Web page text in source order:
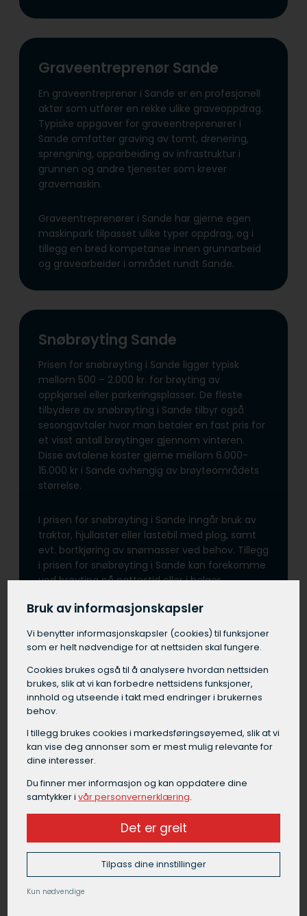
Graveentreprenør Sande
En graveentreprenør i Sande er en profesjonell
aktør som utfører en rekke ulike graveoppdrag.
Typiske oppgaver for graveentreprenører i
Sande omfatter graving av tomt, drenering,
sprengning, opparbeiding av infrastruktur i
grunnen og andre tjenester som krever
gravemaskin.
Graveentreprenører i Sande har gjerne egen
maskinpark tilpasset ulike typer oppdrag, og i
tillegg en bred kompetanse innen grunnarbeid
og gravearbeider i området rundt Sande.
Snøbrøyting Sande
Prisen for snøbrøyting i Sande ligger typisk
mellom 500 – 2.000 kr. for brøyting av
oppkjørsel eller parkeringsplasser. De fleste
tilbydere av snøbrøyting i Sande tilbyr også
sesongavtaler hvor man betaler en fast pris for
et visst antall brøytinger gjennom vinteren.
Disse avtalene koster gjerne mellom 6.000-
15.000 kr i Sande avhengig av brøyteområdets
størrelse.
I prisen for snøbrøyting i Sande inngår bruk av
traktor, hjullaster eller lastebil med plog, samt
evt. bortkjøring av snømasser ved behov. Tillegg
i prisen for snøbrøyting i Sande kan forekomme
ved brøyting på nattestid eller i helger.
Grunnarbeid Sande
Grunnarbeid i Sande er en samlebetegnelse på
alt arbeid som må gjøres på tomten før selve
byggingen kan starte. Grunnarbeid i Sande
omfatter blant annet forundersøkelser av
grunnen, graving av byggegrop, drenering rundt
fundament, isolering under gulv,
komprimering av masser.
Et godt grunnarbeid i Sande legger et viktig
fundament for byggets stabilitet og funksjon,
og bør alltid utføres av en erfaren
maskinentreprenør.
Bruk av informasjonskapsler
Vi benytter informasjons­kapsler (cookies) til funksjoner
som er helt nødvendige for at nettsiden skal fungere.
Cookies brukes også til å analysere hvordan nettsiden
brukes, slik at vi kan forbedre nettsidens funksjoner,
innhold og utseende i takt med endringer i brukernes
behov.
I tillegg brukes cookies i markedsførings­øyemed, slik at vi
kan vise deg annonser som er mest mulig relevante for
dine interesser.
Du finner mer informasjon og kan oppdatere dine
samtykker ivår personvernerklæring.
Det er greit
Tilpass dine innstillinger
Kun nødvendige